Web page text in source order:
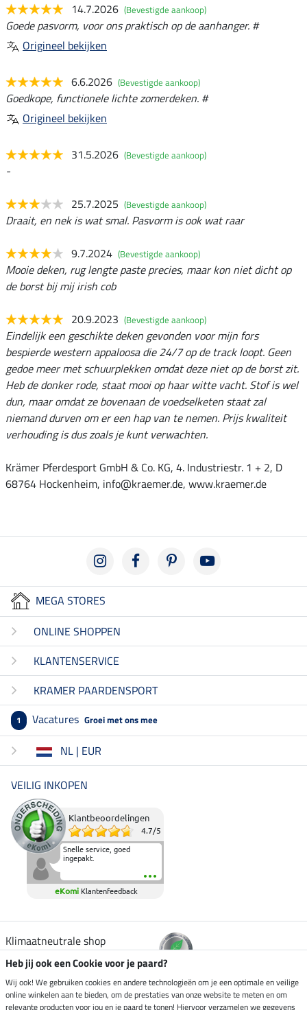
14.7.2026 (Bevestigde aankoop)
Goede pasvorm, voor ons praktisch op de aanhanger. #
Origineel bekijken
6.6.2026 (Bevestigde aankoop)
Goedkope, functionele lichte zomerdeken. #
Origineel bekijken
31.5.2026 (Bevestigde aankoop)
-
25.7.2025 (Bevestigde aankoop)
Draait, en nek is wat smal. Pasvorm is ook wat raar
9.7.2024 (Bevestigde aankoop)
Mooie deken, rug lengte paste precies, maar kon niet dicht op
de borst bij mij irish cob
20.9.2023 (Bevestigde aankoop)
Eindelijk een geschikte deken gevonden voor mijn fors
bespierde western appaloosa die 24/7 op de track loopt. Geen
gedoe meer met schuurplekken omdat deze niet op de borst zit.
Heb de donker rode, staat mooi op haar witte vacht. Stof is wel
dun, maar omdat ze bovenaan de voedselketen staat zal
niemand durven om er een hap van te nemen. Prijs kwaliteit
verhouding is dus zoals je kunt verwachten.
Krämer Pferdesport GmbH & Co. KG, 4. Industriestr. 1 + 2, D
68764 Hockenheim, info@kraemer.de, www.kraemer.de
MEGA STORES
ONLINE SHOPPEN
KLANTENSERVICE
KRAMER PAARDENSPORT
1 Vacatures Groei met ons mee
NL | EUR
VEILIG INKOPEN
Klantbeoordelingen
4.7/5
Snelle service, goed
ingepakt.
eKomi Klantenfeedback
Klimaatneutrale shop
Verzending per
Heb jij ook een Cookie voor je paard?
Wij ook! We gebruiken cookies en andere technologieën om je een optimale en veilige
online winkelen aan te bieden, om de prestaties van onze website te meten en om
relevante producten voor jou en je paard te tonen! Hiervoor verzamelen we gegevens